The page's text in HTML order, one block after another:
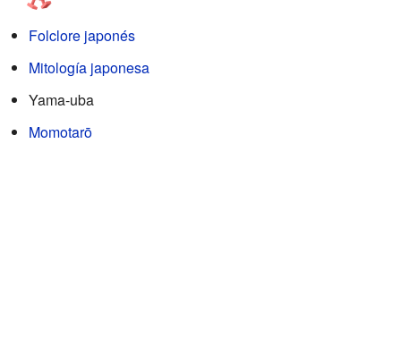
Folclore japonés
Mitología japonesa
Yama-uba
Momotarō